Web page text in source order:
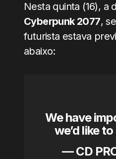
Nesta quinta (16), a
Cyberpunk 2077,
futurista estava
abaixo:
We have
we’d like
— CD